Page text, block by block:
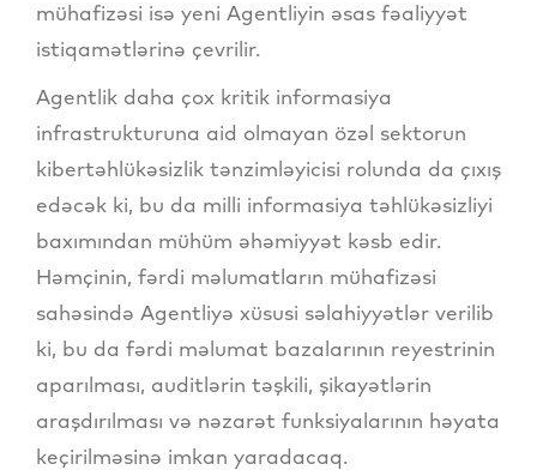
mühafizəsi isə yeni Agentliyin əsas fəaliyyət
istiqamətlərinə çevrilir.
Agentlik daha çox kritik informasiya
infrastrukturuna aid olmayan özəl sektorun
kibertəhlükəsizlik tənzimləyicisi rolunda da çıxış
edəcək ki, bu da milli informasiya təhlükəsizliyi
baxımından mühüm əhəmiyyət kəsb edir.
Həmçinin, fərdi məlumatların mühafizəsi
sahəsində Agentliyə xüsusi səlahiyyətlər verilib
ki, bu da fərdi məlumat bazalarının reyestrinin
aparılması, auditlərin təşkili, şikayətlərin
araşdırılması və nəzarət funksiyalarının həyata
keçirilməsinə imkan yaradacaq.